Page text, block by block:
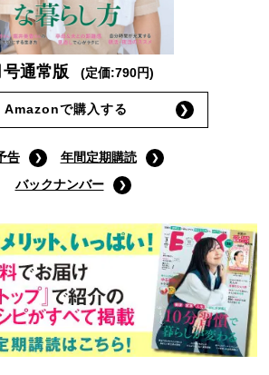
号通常版 (定価:790円)
Amazonで購入する
告
年間定期購読
バックナンバー